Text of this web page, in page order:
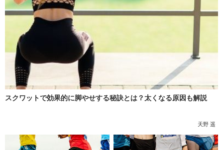
スクワットで効果的に脚やせする秘訣とは？太くなる原因も解説
天野 遥